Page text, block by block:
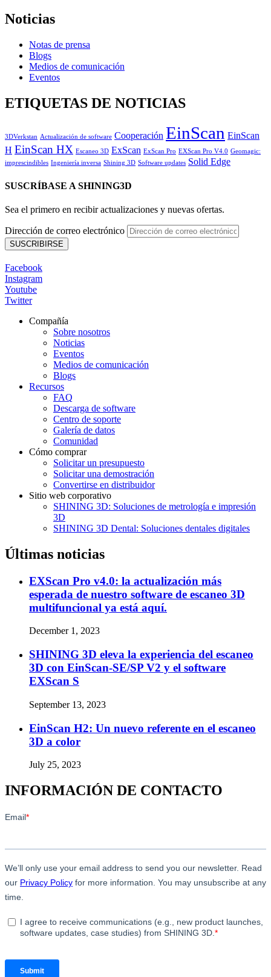
Noticias
Notas de prensa
Blogs
Medios de comunicación
Eventos
ETIQUETAS DE NOTICIAS
3DVerkstan Actualización de software Cooperación EinScan EinScan
H EinScan HX Escaneo 3D ExScan ExScan Pro EXScan Pro V4.0 Geomagic:
imprescindibles Ingeniería inversa Shining 3D Software updates Solid Edge
SUSCRÍBASE A SHINING3D
Sea el primero en recibir actualizaciones y nuevas ofertas.
Dirección de correo electrónico
Facebook
Instagram
Youtube
Twitter
Compañía
Sobre nosotros
Noticias
Eventos
Medios de comunicación
Blogs
Recursos
FAQ
Descarga de software
Centro de soporte
Galería de datos
Comunidad
Cómo comprar
Solicitar un presupuesto
Solicitar una demostración
Convertirse en distribuidor
Sitio web corporativo
SHINING 3D: Soluciones de metrología e impresión
3D
SHINING 3D Dental: Soluciones dentales digitales
Últimas noticias
EXScan Pro v4.0: la actualización más
esperada de nuestro software de escaneo 3D
multifuncional ya está aquí.
December 1, 2023
SHINING 3D eleva la experiencia del escaneo
3D con EinScan-SE/SP V2 y el software
EXScan S
September 13, 2023
EinScan H2: Un nuevo referente en el escaneo
3D a color
July 25, 2023
INFORMACIÓN DE CONTACTO